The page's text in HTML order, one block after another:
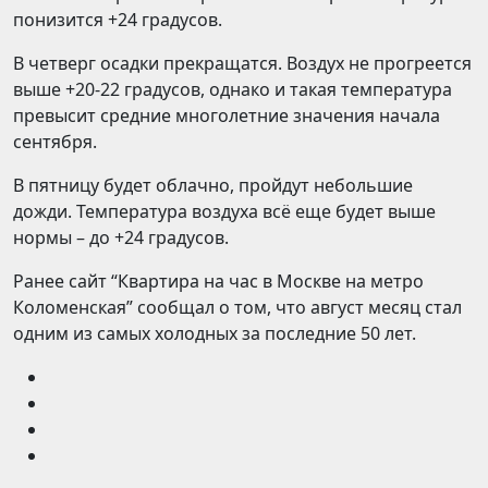
понизится +24 градусов.
В четверг осадки прекращатся. Воздух не прогреется
выше +20-22 градусов, однако и такая температура
превысит средние многолетние значения начала
сентября.
В пятницу будет облачно, пройдут небольшие
дожди. Температура воздуха всё еще будет выше
нормы – до +24 градусов.
Ранее сайт “Квартира на час в Москве на метро
Коломенская” сообщал о том, что август месяц стал
одним из самых холодных за последние 50 лет.